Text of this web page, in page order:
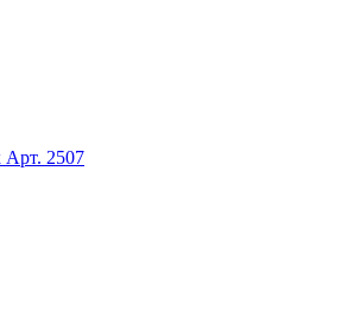
Арт. 2507